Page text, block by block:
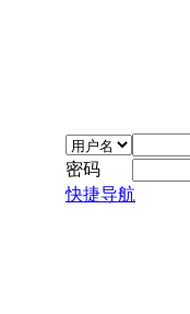
密码
快捷导航